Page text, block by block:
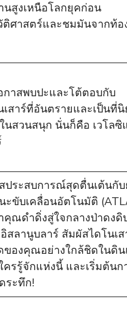
นสูงเหนือโลกยุคก่อน
ติศาสตร์และชมมันจากท้อ
กาสพบปะและโต้ตอบกับ
เสาร์ที่อันตรายและเป็นที่
นสวนสนุก นั่นก็คือ เวโลซิ
ประสบการณ์สุดตื่นเต้นกั
ะขับเคลื่อนอัตโนมัติ
คุณดำดิ่งสู่ใจกลางป่าดงดิ
อิสลานูบลาร์ สัมผัสไดโนเ
ของคุณอย่างใกล้ชิดในดิ
ครรู้จักแห่งนี้ และเริ่มต้น
ระทึก!